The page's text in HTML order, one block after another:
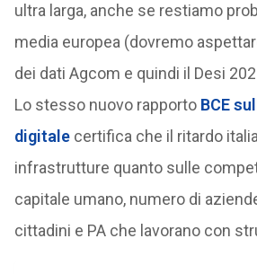
ultra larga, anche se restiamo
media europea (dovremo
dei dati Agcom e quindi il Desi
Lo stesso nuovo rapporto BCE
digitale certifica che il ritardo
infrastrutture quanto sulle
capitale umano, numero di
cittadini e PA che lavorano con